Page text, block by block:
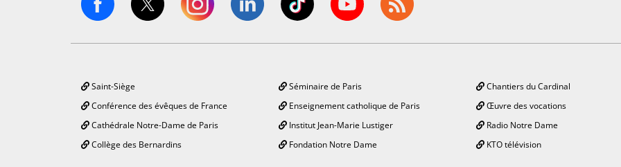
Saint-Siège
Conférence des évêques de France
Cathédrale Notre-Dame de Paris
Collège des Bernardins
Séminaire de Paris
Enseignement catholique de Paris
Institut Jean-Marie Lustiger
Fondation Notre Dame
Chantiers du Cardinal
Œuvre des vocations
Radio Notre Dame
KTO télévision